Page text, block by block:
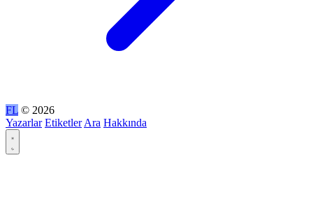
FL © 2026
Yazarlar Etiketler Ara Hakkında